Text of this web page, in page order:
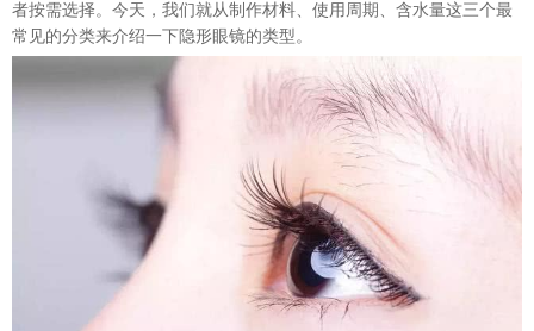
者按需选择。今天，我们就从制作材料、使用周期、含水量这三个最
常见的分类来介绍一下隐形眼镜的类型。